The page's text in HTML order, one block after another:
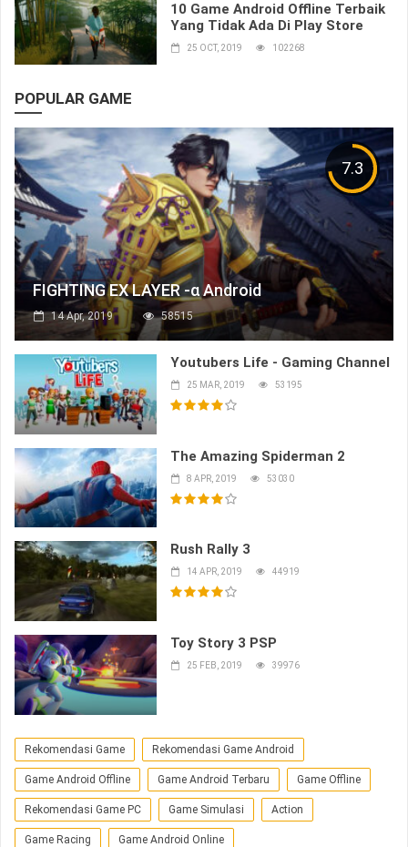
10 Game Android Offline Terbaik
Yang Tidak Ada Di Play Store
25 OCT, 2019 102268
POPULAR GAME
7.3
FIGHTING EX LAYER -α Android
14 Apr, 2019 58515
Youtubers Life - Gaming Channel
25 MAR, 2019 53195
The Amazing Spiderman 2
8 APR, 2019 53030
Rush Rally 3
14 APR, 2019 44919
Toy Story 3 PSP
25 FEB, 2019 39976
Rekomendasi Game Rekomendasi Game Android
Game Android Offline Game Android Terbaru Game Offline
Rekomendasi Game PC Game Simulasi Action
Game Racing Game Android Online